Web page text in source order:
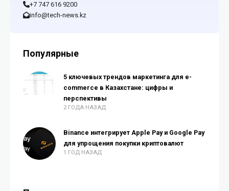
+7 747 616 9200
info@tech-news.kz
Популярные
5 ключевых трендов маркетинга для e-
commerce в Казахстане: цифры и
перспективы
2 ГОДА НАЗАД
Binance интегрирует Apple Pay и Google Pay
для упрощения покупки криптовалют
1 ГОД НАЗАД